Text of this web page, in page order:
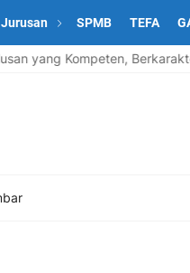
Jurusan SPMB TEFA
Kompeten, Berkarakter,